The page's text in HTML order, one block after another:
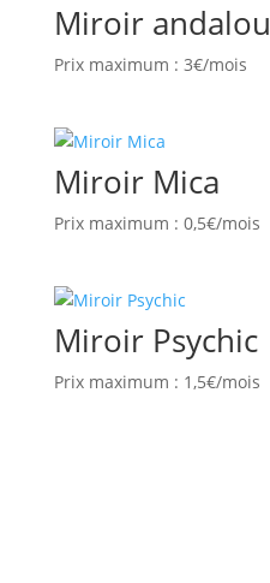
Miroir andalou
Prix maximum : 3€/mois
Miroir Mica
Prix maximum : 0,5€/mois
Miroir Psychic
Prix maximum : 1,5€/mois